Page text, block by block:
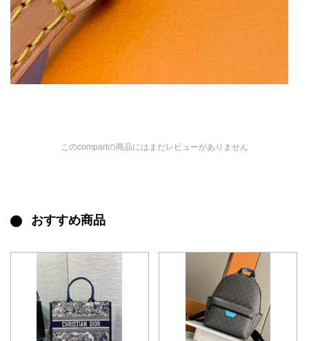
このcompartの商品にはまだレビューがありません
おすすめ商品